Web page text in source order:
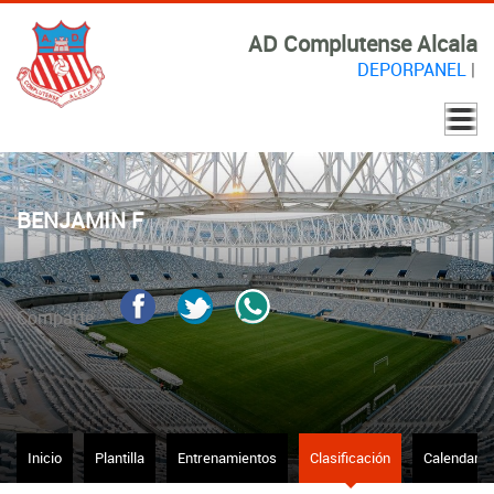
AD Complutense Alcala
DEPORPANEL|
BENJAMIN F
Comparte
Inicio Plantilla Entrenamientos Clasificación Calendario